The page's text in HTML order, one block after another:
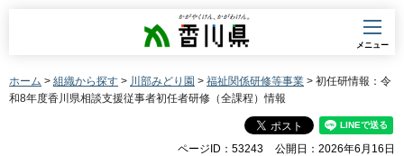
香川県
メニュー
ホーム > 組織から探す > 川部みどり園 > 福祉関係研修等事業 > 初任研情報：令
和8年度香川県相談支援従事者初任者研修（全課程）情報
ページID：53243 公開日：2026年6月16日